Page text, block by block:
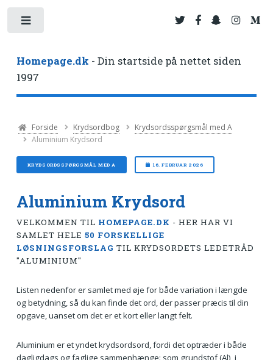
Homepage.dk - Din startside på nettet siden
1997
Forside Krydsordbog
Krydsordsspørgsmål med A
Aluminium Krydsord
KRYDSORDSSPØRGSMÅL MED A 16. FEBRUAR 2026
Aluminium Krydsord
VELKOMMEN TIL HOMEPAGE.DK - HER HAR VI
SAMLET HELE 50 FORSKELLIGE
LØSNINGSFORSLAG TIL KRYDSORDETS LEDETRÅD
"ALUMINIUM"
Listen nedenfor er samlet med øje for både variation i længde
og betydning, så du kan finde det ord, der passer præcis til din
opgave, uanset om det er et kort eller langt felt.
Aluminium er et yndet krydsordsord, fordi det optræder i både
dagligdags og faglige sammenhænge: som grundstof (Al), i